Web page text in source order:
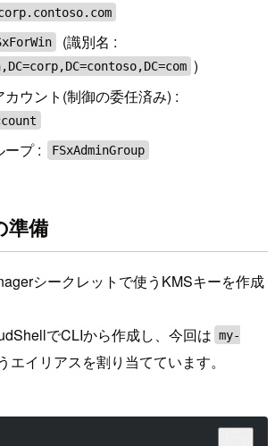
(識別名 :
)
ウント(制御の委任済み) :
ープ : FSxAdminGroup
準備
シークレットで使うKMSキーを作成
でCLIから作成し、今回は my-
エイリアスを割り当てています。